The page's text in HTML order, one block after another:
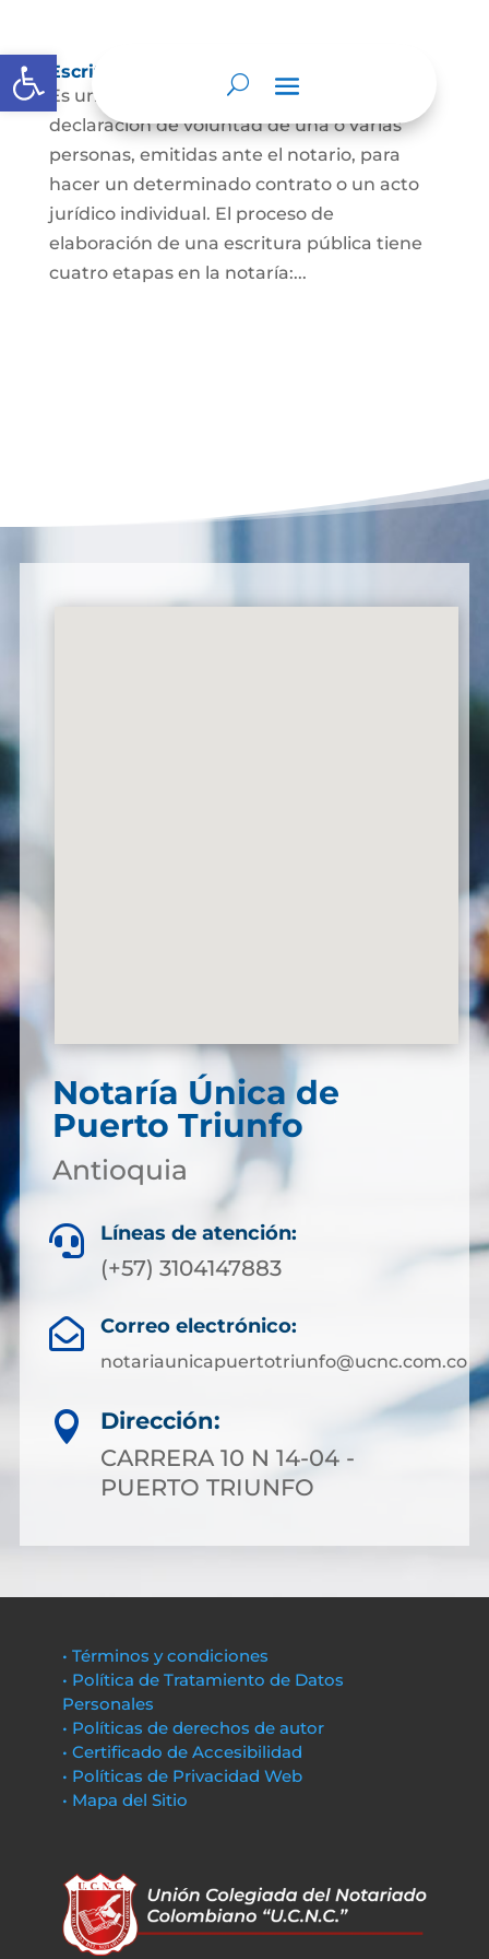
Abrir barra de herramientas
Escritura Pública
Es un documento que contiene la
declaración de voluntad de una o varias
personas, emitidas ante el notario, para
hacer un determinado contrato o un acto
jurídico individual. El proceso de
elaboración de una escritura pública tiene
cuatro etapas en la notaría:...
Notaría Única de
Puerto Triunfo
Antioquia
 Líneas de atención:
(+57) 3104147883
 Correo electrónico:
notariaunicapuertotriunfo@ucnc.com.co

Dirección:
CARRERA 10 N 14-04 -
PUERTO TRIUNFO
• Términos y condiciones
• Política de Tratamiento de Datos
Personales
• Políticas de derechos de autor
• Certificado de Accesibilidad
• Políticas de Privacidad Web
• Mapa del Sitio